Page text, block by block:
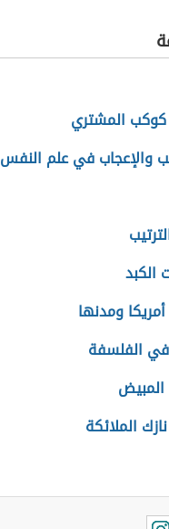
كوكب المشتري
والإعجاب في علم النفس
الكبد
ومدنها
الفلسفة
الملائكة